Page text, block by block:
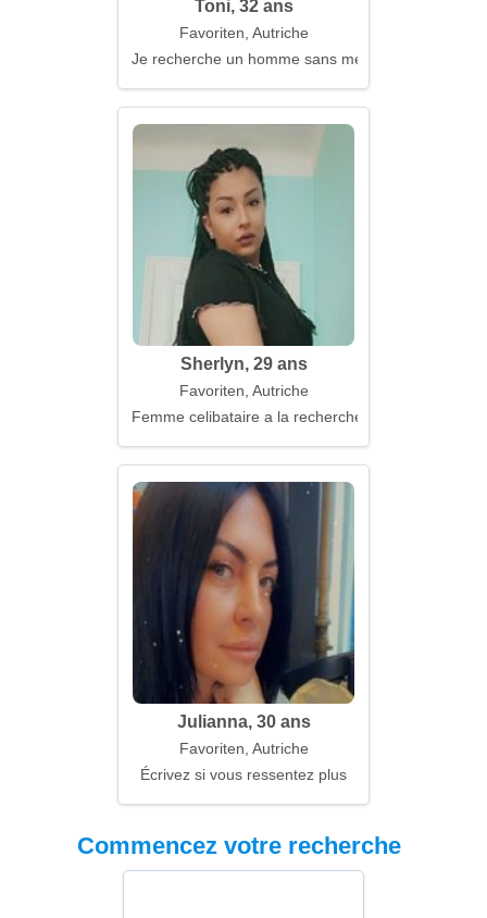
Toni, 32 ans
Favoriten, Autriche
Je recherche un homme sans mensonge
Sherlyn, 29 ans
Favoriten, Autriche
Femme celibataire a la recherche d'un mari
Julianna, 30 ans
Favoriten, Autriche
Écrivez si vous ressentez plus
Commencez votre recherche